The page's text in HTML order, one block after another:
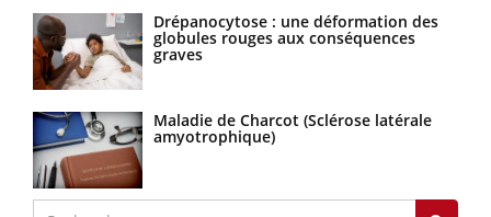
Drépanocytose : une déformation des
globules rouges aux conséquences
graves
Maladie de Charcot (Sclérose latérale
amyotrophique)